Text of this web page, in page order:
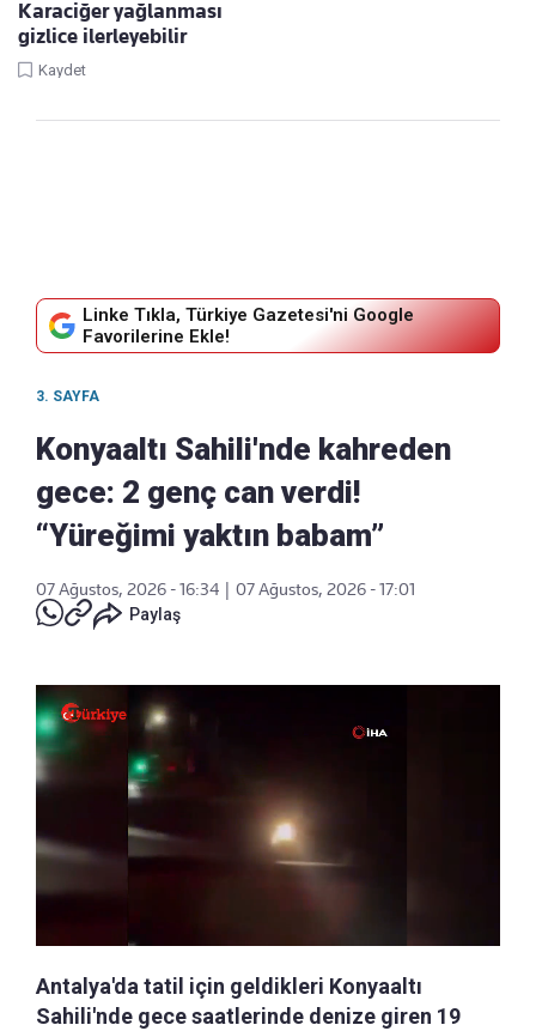
Karaciğer yağlanması
gizlice ilerleyebilir
Kaydet
Linke Tıkla, Türkiye Gazetesi'ni Google
Favorilerine Ekle!
3. SAYFA
Konyaaltı Sahili'nde kahreden
gece: 2 genç can verdi!
“Yüreğimi yaktın babam”
07 Ağustos, 2026 - 16:34
07 Ağustos, 2026 - 17:01
Paylaş
Antalya'da tatil için geldikleri Konyaaltı
Sahili'nde gece saatlerinde denize giren 19